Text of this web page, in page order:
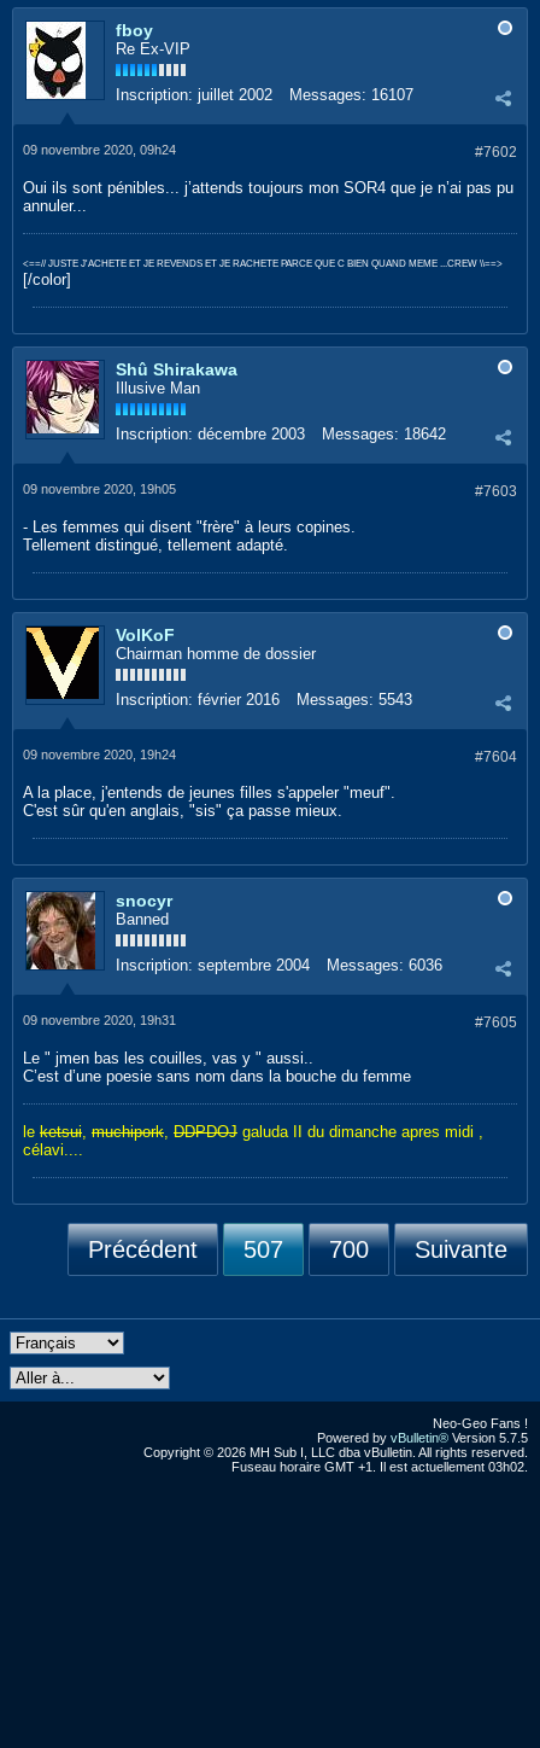
fboy
Re Ex-VIP
Inscription: juillet 2002 Messages: 16107
#7602
09 novembre 2020, 09h24
Oui ils sont pénibles... j’attends toujours mon SOR4 que je n’ai pas pu
annuler...
<==// JUSTE J'ACHETE ET JE REVENDS ET JE RACHETE PARCE QUE C BIEN QUAND MEME ...CREW \\==>
[/color]
Shû Shirakawa
Illusive Man
Inscription: décembre 2003 Messages: 18642
#7603
09 novembre 2020, 19h05
- Les femmes qui disent "frère" à leurs copines.
Tellement distingué, tellement adapté.
VolKoF
Chairman homme de dossier
Inscription: février 2016 Messages: 5543
#7604
09 novembre 2020, 19h24
A la place, j'entends de jeunes filles s'appeler "meuf".
C'est sûr qu'en anglais, "sis" ça passe mieux.
snocyr
Banned
Inscription: septembre 2004 Messages: 6036
#7605
09 novembre 2020, 19h31
Le " jmen bas les couilles, vas y " aussi..
C’est d’une poesie sans nom dans la bouche du femme
le ketsui, muchipork, DDPDOJ galuda II du dimanche apres midi ,
célavi....
Précédent 507 700 Suivante
Neo-Geo Fans !
Powered by vBulletin® Version 5.7.5
Copyright © 2026 MH Sub I, LLC dba vBulletin. All rights reserved.
Fuseau horaire GMT +1. Il est actuellement 03h02.